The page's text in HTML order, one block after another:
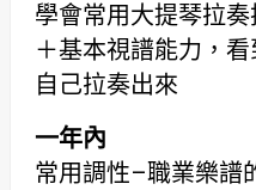
學會常用大提琴拉
＋基本視譜能力，
自己拉奏出來
一年內
常用調性–職業樂譜